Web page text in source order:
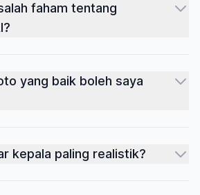
faham tentang
yang baik boleh saya
kepala paling realistik?